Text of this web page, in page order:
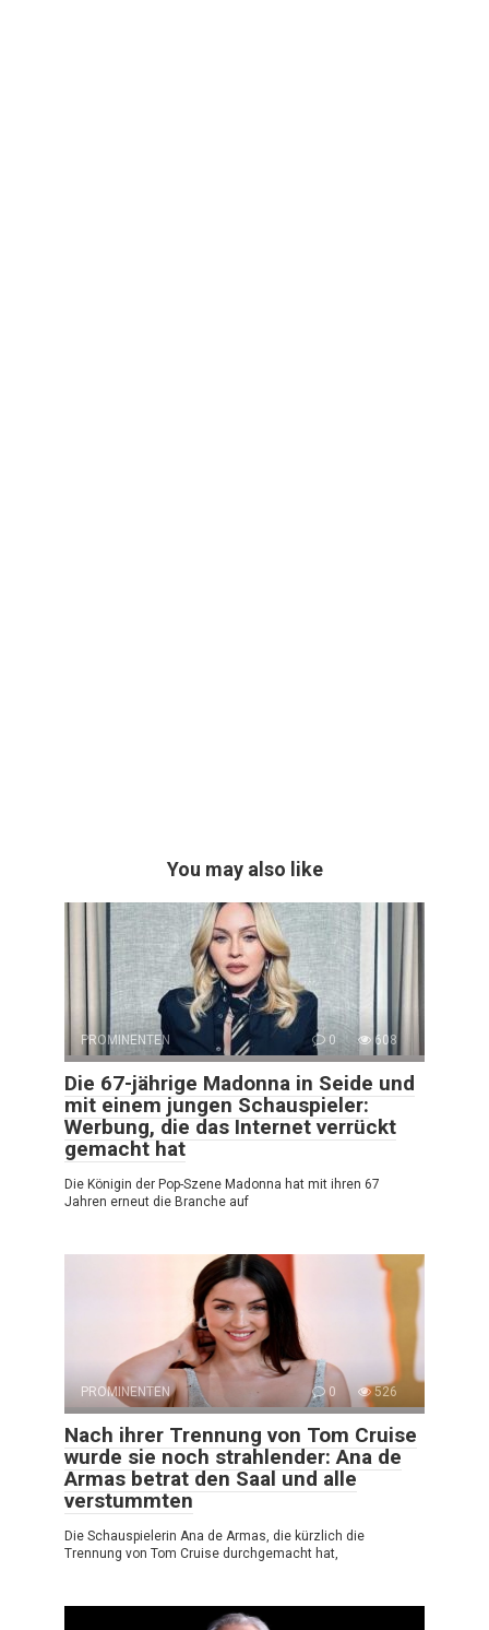
You may also like
PROMINENTEN 0 608
Die 67-jährige Madonna in Seide und
mit einem jungen Schauspieler:
Werbung, die das Internet verrückt
gemacht hat
Die Königin der Pop-Szene Madonna hat mit ihren 67
Jahren erneut die Branche auf
PROMINENTEN 0 526
Nach ihrer Trennung von Tom Cruise
wurde sie noch strahlender: Ana de
Armas betrat den Saal und alle
verstummten
Die Schauspielerin Ana de Armas, die kürzlich die
Trennung von Tom Cruise durchgemacht hat,